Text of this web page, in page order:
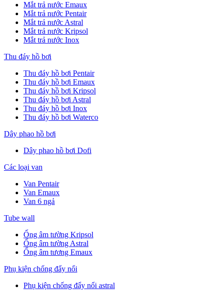
Mắt trả nước Emaux
Mắt trả nước Pentair
Mắt trả nước Astral
Mắt trả nước Kripsol
Mắt trả nước Inox
Thu đáy hồ bơi
Thu đáy hồ bơi Pentair
Thu đáy hồ bơi Emaux
Thu đáy hồ bơi Kripsol
Thu đáy hồ bơi Astral
Thu đáy hồ bơi Inox
Thu đáy hồ bơi Waterco
Dây phao hồ bơi
Dây phao hồ bơi Dofi
Các loại van
Van Pentair
Van Emaux
Van 6 ngả
Tube wall
Ống âm tường Kripsol
Ống âm tường Astral
Ống âm tương Emaux
Phụ kiện chống đẩy nổi
Phụ kiện chống đẩy nổi astral